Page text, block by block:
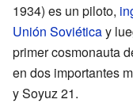
1934) es un piloto,
Unión Soviéticay
primer cosmonauta
en dos importantes
y Soyuz 21.